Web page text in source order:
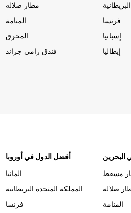
مطار صلاله
المنامة
المحرق
فندق رامي جراند
فرنسا
إسبانيا
إيطاليا
أفضل الدول في أوروبا
المانيا
المملكة المتحدة البريطانية
فرنسا
البحرين
مسقط
صلاله
المنامة